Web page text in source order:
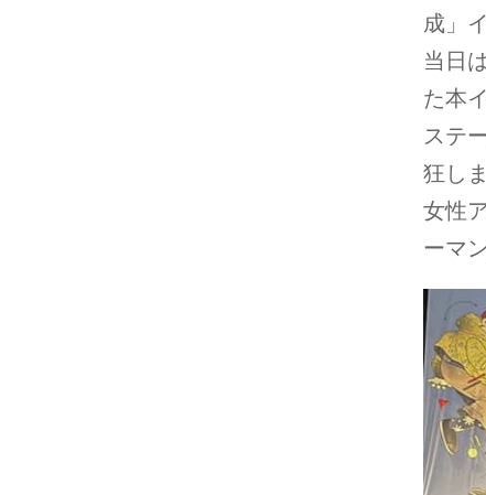
成」
当日
た本
ステ
狂し
女性
ーマ